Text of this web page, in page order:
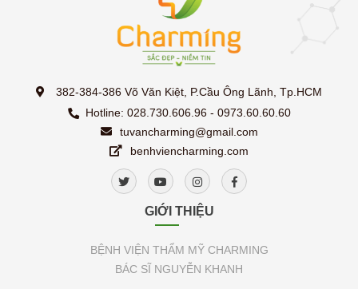
382-384-386 Võ Văn Kiệt, P.Cầu Ông Lãnh, Tp.HCM
Hotline: 028.730.606.96 - 0973.60.60.60
tuvancharming@gmail.com
benhviencharming.com
GIỚI THIỆU
BỆNH VIỆN THẨM MỸ CHARMING
BÁC SĨ NGUYỄN KHANH